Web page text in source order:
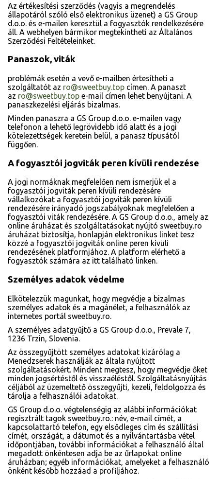
Az értékesítési szerződés (vagyis a megrendelés
állapotáról szóló első elektronikus üzenet) a GS Group
d.o.o. és e-mailen keresztül a fogyasztók rendelkezésére
áll. A webhelyen bármikor megtekintheti az Általános
Szerződési Feltételeinket.
Panaszok, viták
problémák esetén a vevő e-mailben értesítheti a
szolgáltatót az ro@sweetbuy.top címen. A panaszt
az ro@sweetbuy.top e-mail címen lehet benyújtani. A
panaszkezelési eljárás bizalmas.
Minden panaszra a GS Group d.o.o. e-mailen vagy
telefonon a lehető legrövidebb idő alatt és a jogi
kötelezettségek keretein belül, a panasz típusától
függően.
A fogyasztói jogviták peren kívüli rendezése
A jogi normáknak megfelelően nem ismerjük el a
fogyasztói jogviták peren kívüli rendezésére
vállalkozókat a fogyasztói jogviták peren kívüli
rendezésére irányadó jogszabályoknak megfelelően a
fogyasztói viták rendezésére. A GS Group d.o.o., amely az
online áruházat és szolgáltatásokat nyújtó sweetbuy.ro
áruházat biztosítja, honlapján elektronikus linket tesz
közzé a fogyasztói jogviták online peren kívüli
rendezésének platformjához. A platform elérhető a
fogyasztók számára az itt található linken.
Személyes adatok védelme
Elkötelezzük magunkat, hogy megvédje a bizalmas
személyes adatok és a magánélet, a felhasználók az
internetes portál sweetbuy.ro.
A személyes adatgyűjtő a GS Group d.o.o., Prevale 7,
1236 Trzin, Slovenia.
Az összegyűjtött személyes adatokat kizárólag a
Menedzserek használják az általa nyújtott
szolgáltatásokért. Mindent megtesz, hogy megvédje őket
minden jogsértéstől és visszaéléstől. Szolgáltatásnyújtás
céljából az üzemeltető összegyűjti, kezeli, feldolgozza és
tárolja a felhasználói adatokat.
GS Group d.o.o. végtelenségig az alábbi információkat
regisztrált tagok sweetbuy.ro.: név, e-mail címét, a
kapcsolattartó telefon, egy elsődleges cím és szállítási
címét, országát, a dátumot és a nyilvántartásba vétel
időpontjában, további információkat a felhasználó által
megadott önkéntesen adja be az űrlapokat online
áruházban; egyéb információkat, amelyeket a felhasználó
önként később hozzáad a profiljához.